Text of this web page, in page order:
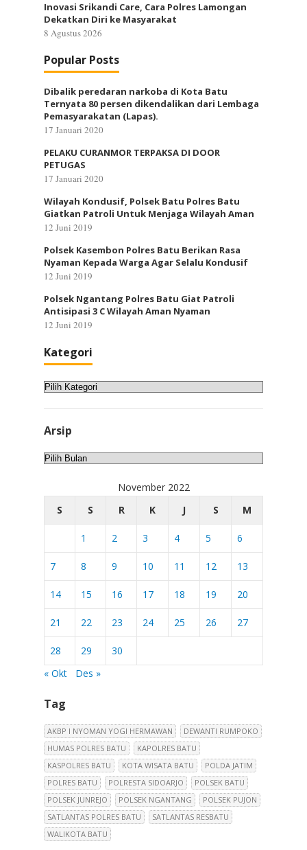
Inovasi Srikandi Care, Cara Polres Lamongan
Dekatkan Diri ke Masyarakat
8 Agustus 2026
Popular Posts
Dibalik peredaran narkoba di Kota Batu
Ternyata 80 persen dikendalikan dari Lembaga
Pemasyarakatan (Lapas).
17 Januari 2020
PELAKU CURANMOR TERPAKSA DI DOOR
PETUGAS
17 Januari 2020
Wilayah Kondusif, Polsek Batu Polres Batu
Giatkan Patroli Untuk Menjaga Wilayah Aman
12 Juni 2019
Polsek Kasembon Polres Batu Berikan Rasa
Nyaman Kepada Warga Agar Selalu Kondusif
12 Juni 2019
Polsek Ngantang Polres Batu Giat Patroli
Antisipasi 3 C Wilayah Aman Nyaman
12 Juni 2019
Kategori
Kategori
Arsip
Arsip
November 2022
S
S R K J S M
1 2 3 4 5 6
7 8 9 10 11 12 13
14 15 16 17 18 19 20
21 22 23 24 25 26 27
28 29
30
« Okt
Des »
Tag
AKBP I NYOMAN YOGI HERMAWAN
DEWANTI RUMPOKO
HUMAS POLRES BATU
KAPOLRES BATU
KASPOLRES BATU
KOTA WISATA BATU
POLDA JATIM
POLRES BATU
POLRESTA SIDOARJO
POLSEK BATU
POLSEK JUNREJO
POLSEK NGANTANG
POLSEK PUJON
SATLANTAS POLRES BATU
SATLANTAS RESBATU
WALIKOTA BATU